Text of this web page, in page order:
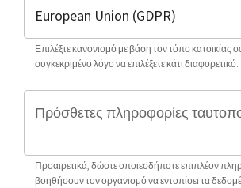
Επιλέξτε κανονισμό με βάση τον τόπο κατοικίας
συγκεκριμένο λόγο να επιλέξετε κάτι διαφορετικό.
Προαιρετικά, δώστε οποιεσδήποτε επιπλέον
βοηθήσουν τον οργανισμό να εντοπίσει τα